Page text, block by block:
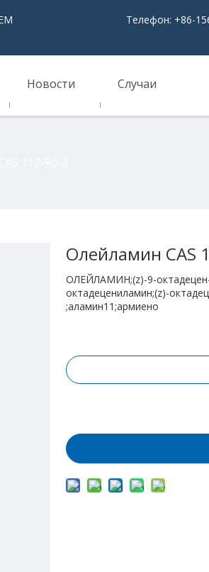
Телефон: +86-
Новости Случаи
Олейламин CAS
ОЛЕЙЛАМИН;(z)-9-
октадецениламин;(z)-
;аламин11;армиено